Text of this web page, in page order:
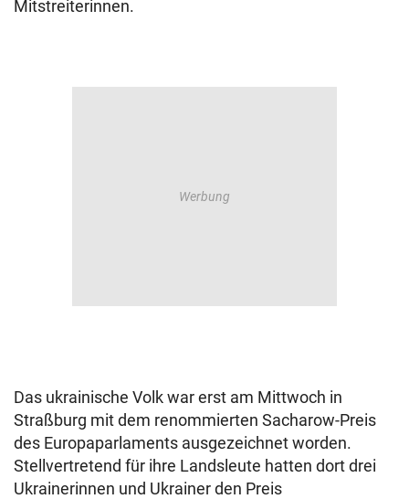
Mitstreiterinnen.
Das ukrainische Volk war erst am Mittwoch in
Straßburg mit dem renommierten Sacharow-Preis
des Europaparlaments ausgezeichnet worden.
Stellvertretend für ihre Landsleute hatten dort drei
Ukrainerinnen und Ukrainer den Preis